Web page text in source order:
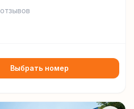
отзывов
Выбрать номер